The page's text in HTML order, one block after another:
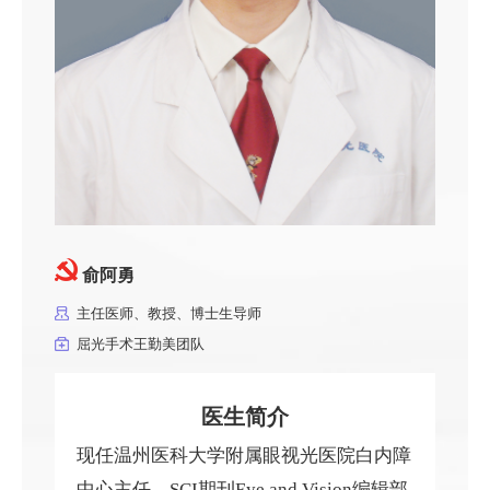
俞阿勇
主任医师、教授、博士生导师
屈光手术王勤美团队
医生简介
现任温州医科大学附属眼视光医院白内障